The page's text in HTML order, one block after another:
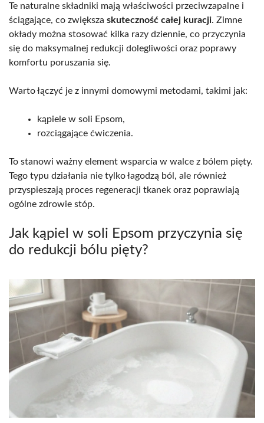
Te naturalne składniki mają właściwości przeciwzapalne i
ściągające, co zwiększa skuteczność całej kuracji. Zimne
okłady można stosować kilka razy dziennie, co przyczynia
się do maksymalnej redukcji dolegliwości oraz poprawy
komfortu poruszania się.
Warto łączyć je z innymi domowymi metodami, takimi jak:
kąpiele w soli Epsom,
rozciągające ćwiczenia.
To stanowi ważny element wsparcia w walce z bólem pięty.
Tego typu działania nie tylko łagodzą ból, ale również
przyspieszają proces regeneracji tkanek oraz poprawiają
ogólne zdrowie stóp.
Jak kąpiel w soli Epsom przyczynia się
do redukcji bólu pięty?